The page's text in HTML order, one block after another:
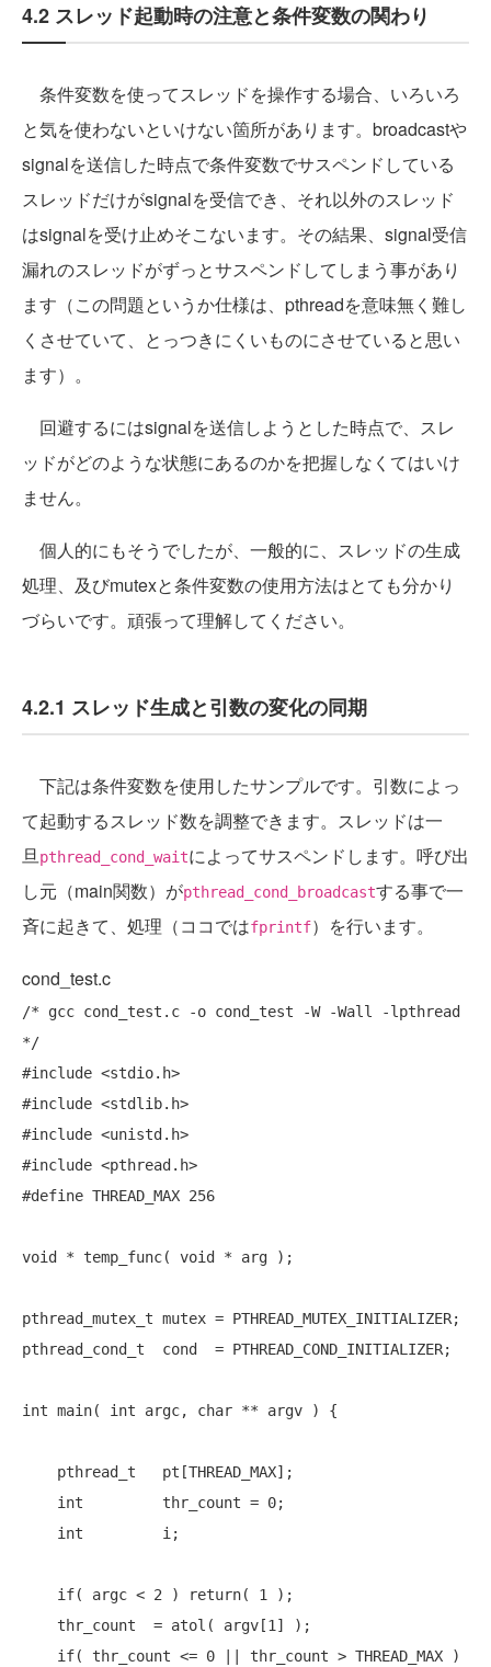
4.2 スレッド起動時の注意と条件変数の関わり
条件変数を使ってスレッドを操作する場合、いろいろ
と気を使わないといけない箇所があります。broadcastや
signalを送信した時点で条件変数でサスペンドしている
スレッドだけがsignalを受信でき、それ以外のスレッド
はsignalを受け止めそこないます。その結果、signal受信
漏れのスレッドがずっとサスペンドしてしまう事があり
ます（この問題というか仕様は、pthreadを意味無く難し
くさせていて、とっつきにくいものにさせていると思い
ます）。
回避するにはsignalを送信しようとした時点で、スレ
ッドがどのような状態にあるのかを把握しなくてはいけ
ません。
個人的にもそうでしたが、一般的に、スレッドの生成
処理、及びmutexと条件変数の使用方法はとても分かり
づらいです。頑張って理解してください。
4.2.1 スレッド生成と引数の変化の同期
下記は条件変数を使用したサンプルです。引数によっ
て起動するスレッド数を調整できます。スレッドは一
旦pthread_cond_waitによってサスペンドします。呼び出
し元（main関数）がpthread_cond_broadcastする事で一
斉に起きて、処理（ココではfprintf）を行います。
cond_test.c
/* gcc cond_test.c -o cond_test -W -Wall -lpthread
*/
#include
#include
#include
#include
#define THREAD_MAX 256
void * temp_func( void * arg );
pthread_mutex_t mutex = PTHREAD_MUTEX_INITIALIZER;
pthread_cond_t  cond  = PTHREAD_COND_INITIALIZER;
int main( int argc, char ** argv ) {
int
         thr_count = 0;
int
         i;
if( argc < 2 ) return( 1 );
if( thr_count <= 0 || thr_count > THREAD_MAX )